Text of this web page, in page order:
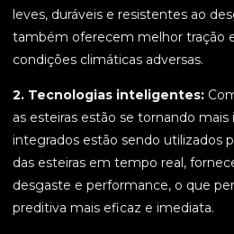
leves, duráveis e resistentes ao
também oferecem melhor tração
condições climáticas adversas.
2. Tecnologias inteligentes:
as esteiras estão se tornando
integrados estão sendo utilizados
das esteiras em tempo real,
desgaste e performance, o que
preditiva mais eficaz e imediata.